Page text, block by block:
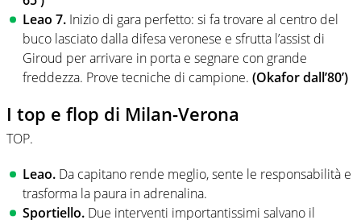
Leao 7. Inizio di gara perfetto: si fa trovare al centro del
buco lasciato dalla difesa veronese e sfrutta l’assist di
Giroud per arrivare in porta e segnare con grande
freddezza. Prove tecniche di campione. (Okafor dall’80’)
I top e flop di Milan-Verona
TOP.
Leao. Da capitano rende meglio, sente le responsabilità e
trasforma la paura in adrenalina.
Sportiello. Due interventi importantissimi salvano il